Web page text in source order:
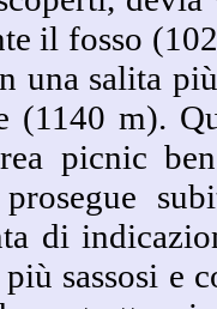
il fosso
una salita
(1140 m).
picnic
di
sassosi e